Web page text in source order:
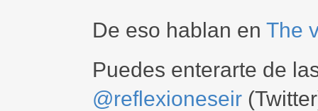
De eso hablan en The
Puedes enterarte de
@reflexioneseir